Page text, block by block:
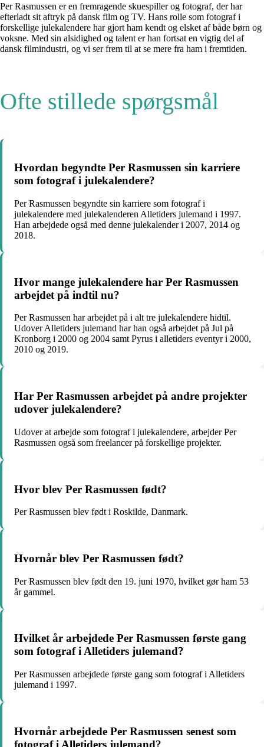
Per Rasmussen er en fremragende skuespiller og fotograf, der har
efterladt sit aftryk på dansk film og TV. Hans rolle som fotograf i
forskellige julekalendere har gjort ham kendt og elsket af både børn og
voksne. Med sin alsidighed og talent er han fortsat en vigtig del af
dansk filmindustri, og vi ser frem til at se mere fra ham i fremtiden.
Ofte stillede spørgsmål
Hvordan begyndte Per Rasmussen sin karriere
som fotograf i julekalendere?
Per Rasmussen begyndte sin karriere som fotograf i
julekalendere med julekalenderen Alletiders julemand i 1997.
Han arbejdede også med denne julekalender i 2007, 2014 og
2018.
Hvor mange julekalendere har Per Rasmussen
arbejdet på indtil nu?
Per Rasmussen har arbejdet på i alt tre julekalendere hidtil.
Udover Alletiders julemand har han også arbejdet på Jul på
Kronborg i 2000 og 2004 samt Pyrus i alletiders eventyr i 2000,
2010 og 2019.
Har Per Rasmussen arbejdet på andre projekter
udover julekalendere?
Udover at arbejde som fotograf i julekalendere, arbejder Per
Rasmussen også som freelancer på forskellige projekter.
Hvor blev Per Rasmussen født?
Per Rasmussen blev født i Roskilde, Danmark.
Hvornår blev Per Rasmussen født?
Per Rasmussen blev født den 19. juni 1970, hvilket gør ham 53
år gammel.
Hvilket år arbejdede Per Rasmussen første gang
som fotograf i Alletiders julemand?
Per Rasmussen arbejdede første gang som fotograf i Alletiders
julemand i 1997.
Hvornår arbejdede Per Rasmussen senest som
fotograf i Alletiders julemand?